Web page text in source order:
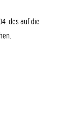
des auf die